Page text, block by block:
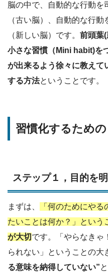
脳の中で、自動的な行動を
（古い脳）、自動的な行
（新しい脳）です。 前頭葉
小さな習慣（Mini habit)を
が出来るよう徐々に教えて
する方法ということです。
習慣化するため
ステップ１，目的を
まずは、
「何のためにや
たいことは何か？」という
が大切 です。「やらなきゃ
られない」ということの大
る意味を納得していない”